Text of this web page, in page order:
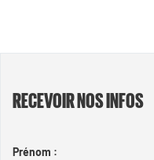
RECEVOIR NOS INFOS
Prénom :